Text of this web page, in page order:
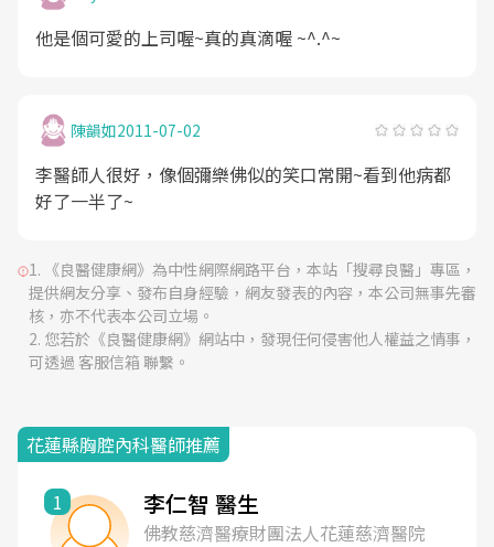
他是個可愛的上司喔~真的真滴喔 ~^.^~
陳韻如2011-07-02
李醫師人很好，像個彌樂佛似的笑口常開~看到他病都
好了一半了~
《良醫健康網》為中性網際網路平台，本站「搜尋良醫」專區，
提供網友分享、發布自身經驗，網友發表的內容，本公司無事先審
核，亦不代表本公司立場。
您若於《良醫健康網》網站中，發現任何侵害他人權益之情事，
可透過 客服信箱 聯繫。
花蓮縣胸腔內科醫師推薦
1 李仁智 醫生
佛教慈濟醫療財團法人花蓮慈濟醫院